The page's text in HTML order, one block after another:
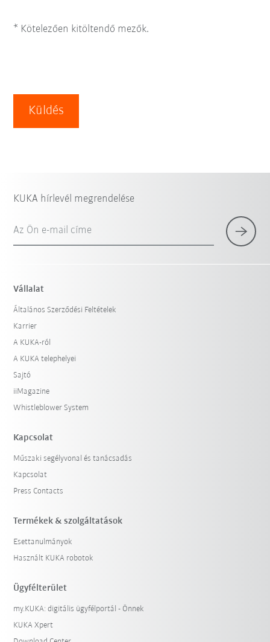
* Kötelezően kitöltendő mezők.
Küldés
KUKA hírlevél megrendelése
Az Ön e-mail címe
Vállalat
Általános Szerződési Feltételek
Karrier
A KUKA-ról
A KUKA telephelyei
Sajtó
iiMagazine
Whistleblower System
Kapcsolat
Műszaki segélyvonal és tanácsadás
Kapcsolat
Press Contacts
Termékek & szolgáltatások
Esettanulmányok
Használt KUKA robotok
Ügyfélterület
my.KUKA: digitális ügyfélportál - Önnek
KUKA Xpert